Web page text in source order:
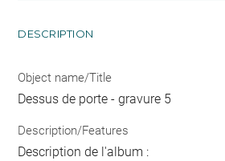
DESCRIPTION
Object name/Title
Dessus de porte - gravure 5
Description/Features
Description de l'album :